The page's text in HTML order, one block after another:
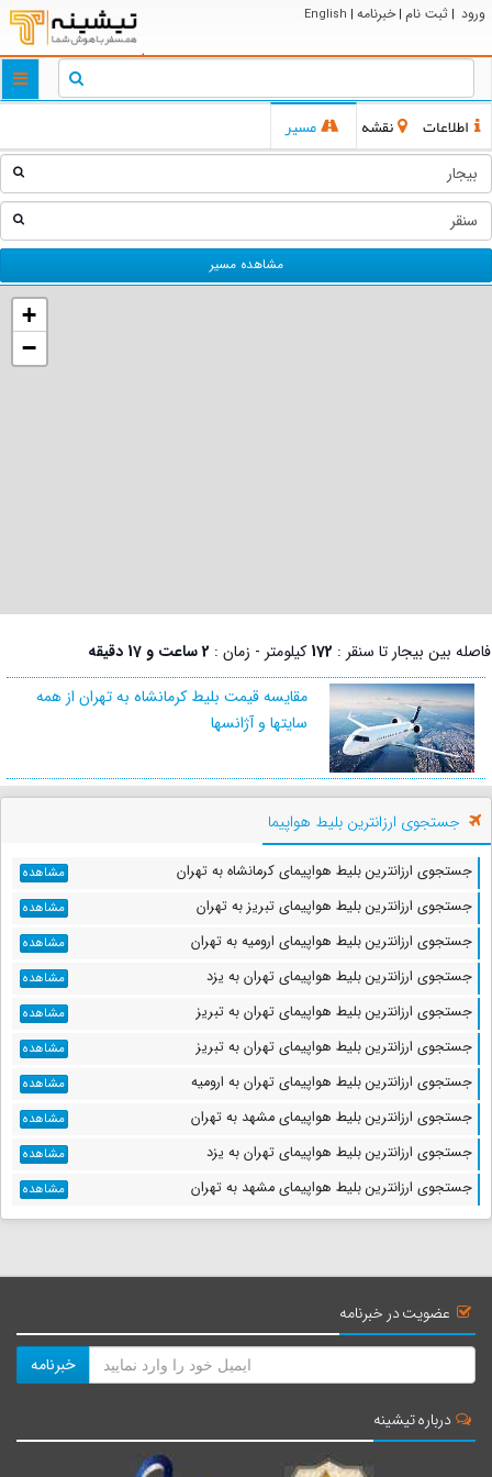
ورود | ثبت نام | خبرنامه |
English
اطلاعات نقشه مسیر
مشاهده مسیر
+
−
فاصله بین بیجار تا سنقر : 172کیلومتر - زمان : 2 ساعت و 17 دقیقه
مقایسه قیمت بلیط کرمانشاه به تهران از همه
سایتها و آژانسها
جستجوی ارزانترین بلیط هواپیما
جستجوی ارزانترین بلیط هواپیمای کرمانشاه به تهران مشاهده
جستجوی ارزانترین بلیط هواپیمای تبریز به تهران مشاهده
جستجوی ارزانترین بلیط هواپیمای ارومیه به تهران مشاهده
جستجوی ارزانترین بلیط هواپیمای تهران به یزد مشاهده
جستجوی ارزانترین بلیط هواپیمای تهران به تبریز مشاهده
جستجوی ارزانترین بلیط هواپیمای تهران به تبریز مشاهده
جستجوی ارزانترین بلیط هواپیمای تهران به ارومیه مشاهده
جستجوی ارزانترین بلیط هواپیمای مشهد به تهران مشاهده
جستجوی ارزانترین بلیط هواپیمای تهران به یزد مشاهده
جستجوی ارزانترین بلیط هواپیمای مشهد به تهران مشاهده
عضویت در خبرنامه
خبرنامه
درباره تیشینه